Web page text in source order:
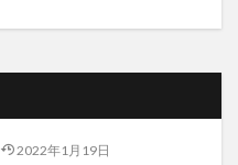
2022年1月19日